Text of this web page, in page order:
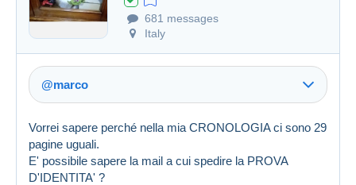
Created on 16 Jan 2024 at 06:35
681 messages
Italy
@marco
Vorrei sapere perché nella mia CRONOLOGIA ci sono 29
pagine uguali.
E' possibile sapere la mail a cui spedire la PROVA
D'IDENTITA' ?